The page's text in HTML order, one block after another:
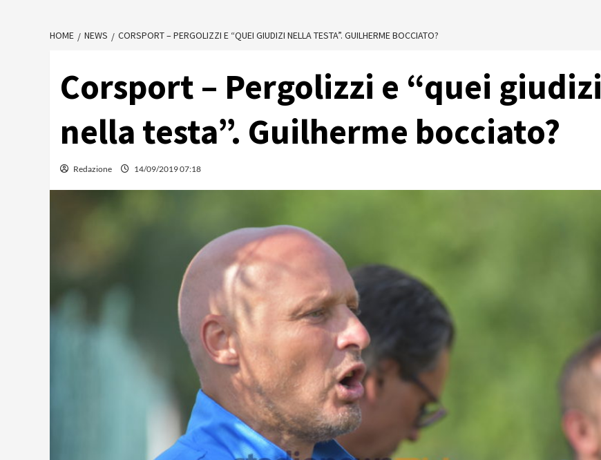
HOME NEWS CORSPORT – PERGOLIZZI E “QUEI GIUDIZI NELLA TESTA”. GUILHERME BOCCIATO?
Corsport – Pergolizzi e “quei giudizi
nella testa”. Guilherme bocciato?
Redazione 14/09/2019 07:18